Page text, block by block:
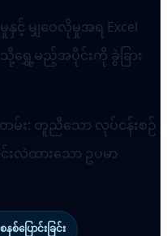
င့် မျှဝေလိုမှုအရ Excel
ေ့မည့်အပိုင်းကို ခွဲခြား
တမ်း: တူညီသော လုပ်ငန်းစဉ်
င်းလဲထားသော ဥပမာ
ပြောင်းခြင်း